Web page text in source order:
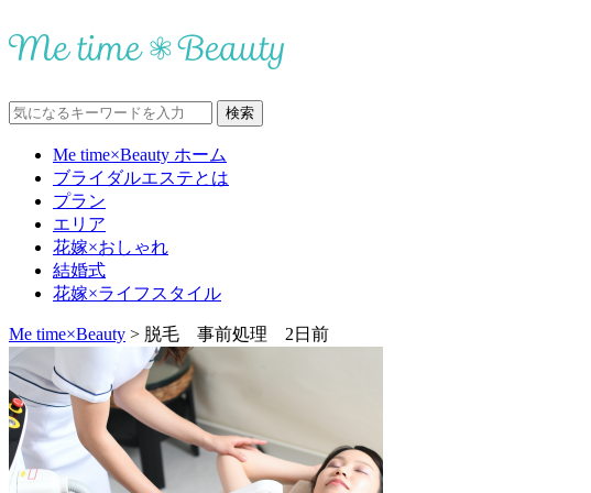
Me time×Beauty ホーム
ブライダルエステとは
プラン
エリア
花嫁×おしゃれ
結婚式
花嫁×ライフスタイル
Me time×Beauty > 脱毛 事前処理 2日前